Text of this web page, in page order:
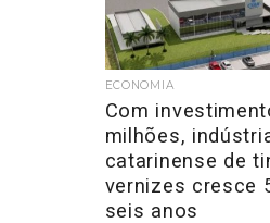
ECONOMIA
Com
milhões,
catarinense de
vernizes cresce
seis anos